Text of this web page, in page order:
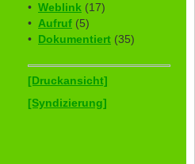
• Weblink (17)
• Aufruf (5)
• Dokumentiert (35)
[Druckansicht]
[Syndizierung]